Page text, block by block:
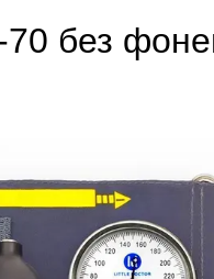
без